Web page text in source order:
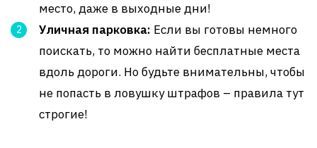
место, даже в выходные дни!
Уличная парковка: Если вы готовы немного
поискать, то можно найти бесплатные места
вдоль дороги. Но будьте внимательны, чтобы
не попасть в ловушку штрафов – правила тут
строгие!